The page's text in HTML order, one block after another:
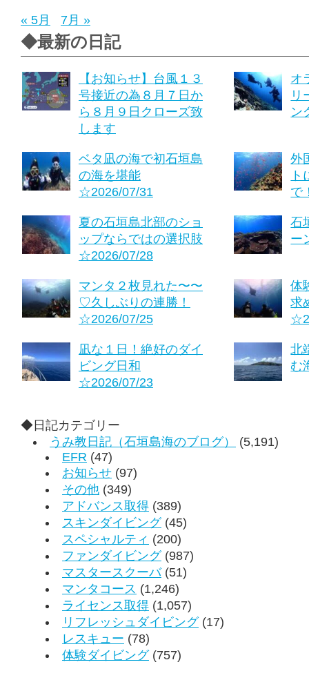
« 5月 7月 »
◆最新の日記
【お知らせ】台風１３
号接近の為８月７日か
ら８月９日クローズ致
します
オ
リ
ン
ベタ凪の海で初石垣島
の海を堪能
☆2026/07/31
外
ト
で
夏の石垣島北部のショ
ップならではの選択肢
☆2026/07/28
石
ー
マンタ２枚見れた〜〜
♡久しぶりの連勝！
☆2026/07/25
体
求
凪な１日！絶好のダイ
ビング日和
☆2026/07/23
北
む
◆日記カテゴリー
うみ教日記（石垣島海のブログ）
(5,191)
EFR (47)
お知らせ (97)
その他 (349)
アドバンス取得 (389)
スキンダイビング(45)
スペシャルティ (200)
ファンダイビング(987)
マスタースクーバ(51)
マンタコース (1,246)
ライセンス取得 (1,057)
リフレッシュダイビング(17)
レスキュー (78)
体験ダイビング(757)